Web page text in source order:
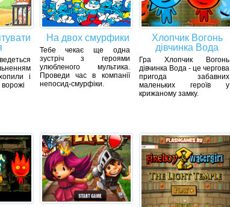
і
ворожі
На двох смурфики
Тебе чекає ще одна
зустріч з героями
улюбленого мультика.
Проведи час в компанії
непосид-смурфіки.
Хлопчик Вогонь
дівчинка Вода
Гра Хлопчик Вогонь
дівчинка Вода - це чергова
пригода забавних
маленьких героїв у
крижаному замку.